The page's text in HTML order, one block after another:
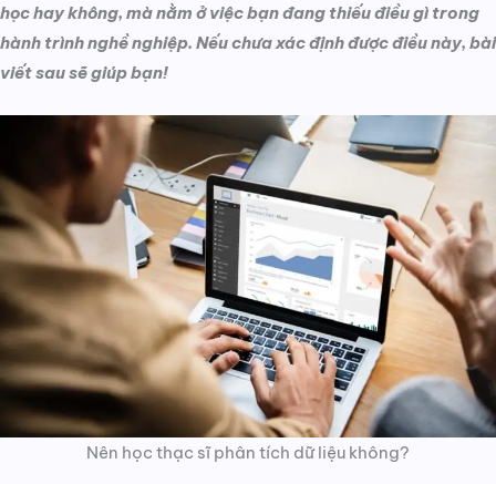
học hay không, mà nằm ở việc bạn đang thiếu điều gì trong
hành trình nghề nghiệp. Nếu chưa xác định được điều này, bài
viết sau sẽ giúp bạn!
Nên học thạc sĩ phân tích dữ liệu không?